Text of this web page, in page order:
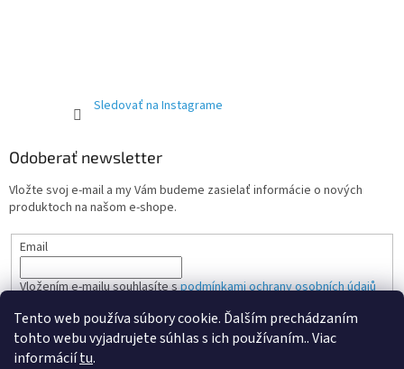
Tento web používa súbory cookie. Ďalším prechádzaním
tohto webu vyjadrujete súhlas s ich používaním.. Viac
informáciítu.
Sledovať na Instagrame
Odoberať newsletter
Vložte svoj e-mail a my Vám budeme zasielať informácie o nových
produktoch na našom e-shope.
Email
Vložením e-mailu souhlasíte spodmínkami ochrany osobních údajů
PRIHLÁSIŤ SA